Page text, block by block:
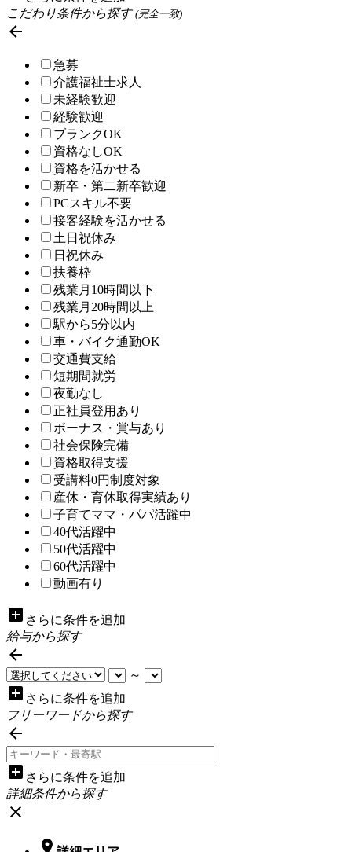
こだわり条件から探す(完全一致)

急募
介護福祉士求人
未経験歓迎
経験歓迎
ブランクOK
資格なしOK
資格を活かせる
新卒・第二新卒歓迎
PCスキル不要
接客経験を活かせる
土日祝休み
日祝休み
扶養枠
残業月10時間以下
残業月20時間以上
駅から5分以内
車・バイク通勤OK
交通費支給
短期間就労
夜勤なし
正社員登用あり
ボーナス・賞与あり
社会保険完備
資格取得支援
受講料0円制度対象
産休・育休取得実績あり
子育てママ・パパ活躍中
40代活躍中
50代活躍中
60代活躍中
動画有り
add_box さらに条件を追加
給与から探す

～
add_box さらに条件を追加
フリーワードから探す

add_box さらに条件を追加
詳細条件から探す
close
